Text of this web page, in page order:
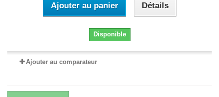
Ajouter au panier Détails
Disponible
Ajouter au comparateur